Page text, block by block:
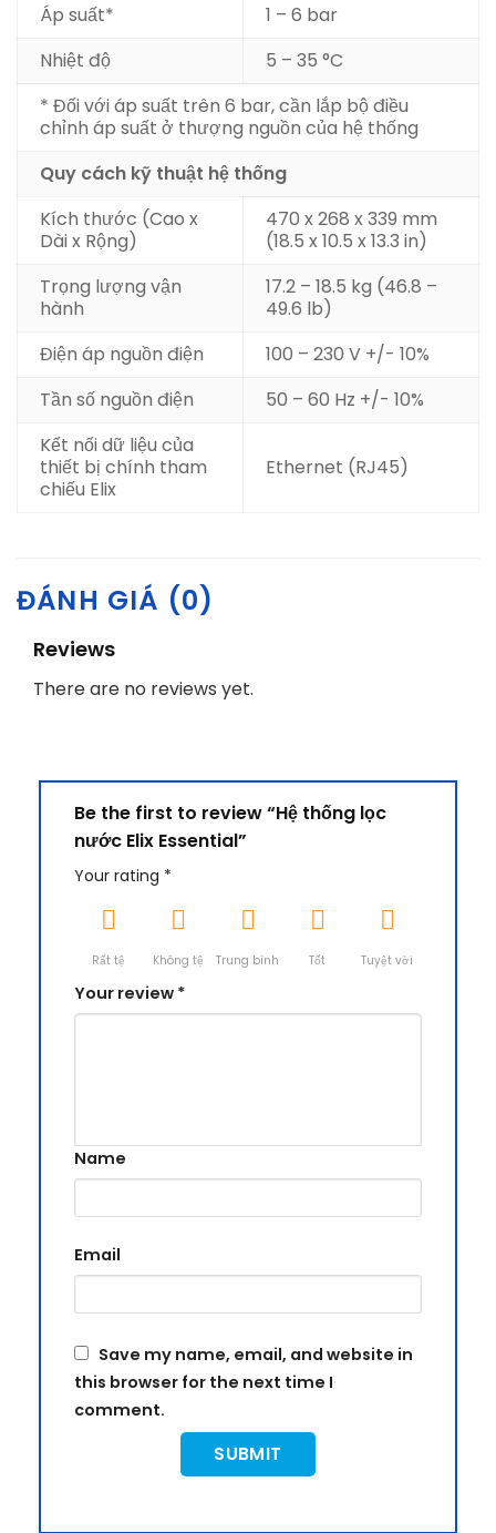
Áp suất*
1 – 6 bar
Nhiệt độ
5 – 35 °C
* Đối với áp suất trên 6 bar, cần lắp bộ điều
chỉnh áp suất ở thượng nguồn của hệ thống
Quy cách kỹ thuật hệ thống
Kích thước (Cao x
Dài x Rộng)
470 x 268 x 339 mm
(18.5 x 10.5 x 13.3 in)
Trọng lượng vận
hành
17.2 – 18.5 kg (46.8 –
49.6 lb)
Điện áp nguồn điện
100 – 230 V +/- 10%
Tần số nguồn điện
50 – 60 Hz +/- 10%
Kết nối dữ liệu của
thiết bị chính tham
chiếu Elix
Ethernet (RJ45)
ĐÁNH GIÁ (0)
Reviews
There are no reviews yet.
Be the first to review “Hệ thống lọc
nước Elix Essential”
Your rating *
Rất tệ Không tệ Trung bình Tốt Tuyệt vời
Your review *
Name
Email
Save my name, email, and website in
this browser for the next time I
comment.